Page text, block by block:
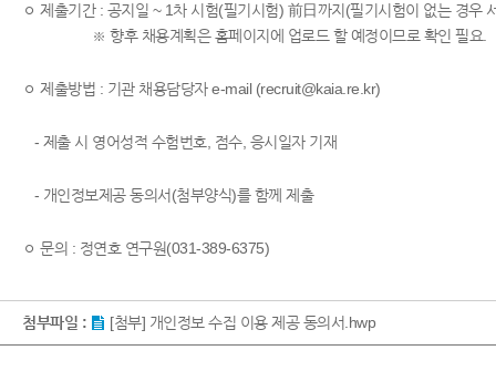
ㅇ 제출기간 : 공지일 ~ 1차 시험(필기시험) 前日까지(필기시험이 없는 경우
※ 향후 채용계획은 홈페이지에 업로드 할 예정이므로 확인 필요.
ㅇ 제출방법 : 기관 채용담당자 e-mail (recruit@kaia.re.kr)
- 제출 시 영어성적 수험번호, 점수, 응시일자 기재
- 개인정보제공 동의서(첨부양식)를 함께 제출
ㅇ 문의 : 정연호 연구원(031-389-6375)
첨부파일 : [첨부] 개인정보 수집 이용 제공 동의서.hwp